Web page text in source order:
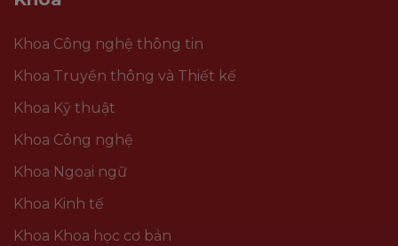
Khoa Công nghệ thông tin
Khoa Truyền thông và Thiết kế
Khoa Kỹ thuật
Khoa Công nghệ
Khoa Ngoại ngữ
Khoa Kinh tế
Khoa Khoa học cơ bản